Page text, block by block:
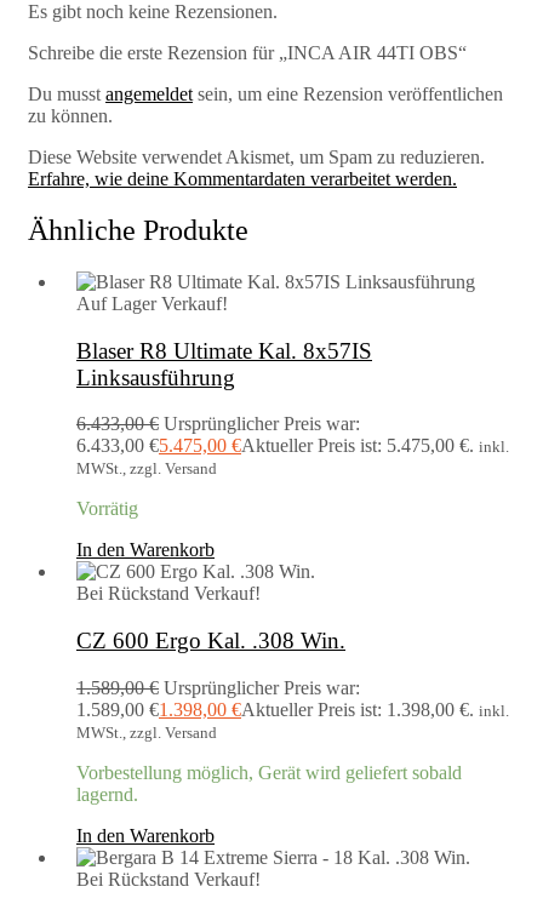
Es gibt noch keine Rezensionen.
Schreibe die erste Rezension für „INCA AIR 44TI OBS“
Du musst angemeldet sein, um eine Rezension veröffentlichen
zu können.
Diese Website verwendet Akismet, um Spam zu reduzieren.
Erfahre, wie deine Kommentardaten verarbeitet werden.
Ähnliche Produkte
Auf Lager Verkauf!
Blaser R8 Ultimate Kal. 8x57IS
Linksausführung
6.433,00€ Ursprünglicher Preis war:
6.433,00 €5.475,00 €Aktueller Preis ist: 5.475,00 €. inkl.
MWSt., zzgl. Versand
Vorrätig
In den Warenkorb
Bei Rückstand Verkauf!
CZ 600 Ergo Kal. .308 Win.
1.589,00€ Ursprünglicher Preis war:
1.589,00 €1.398,00 €Aktueller Preis ist: 1.398,00 €. inkl.
MWSt., zzgl. Versand
Vorbestellung möglich, Gerät wird geliefert sobald
lagernd.
In den Warenkorb
Bei Rückstand Verkauf!